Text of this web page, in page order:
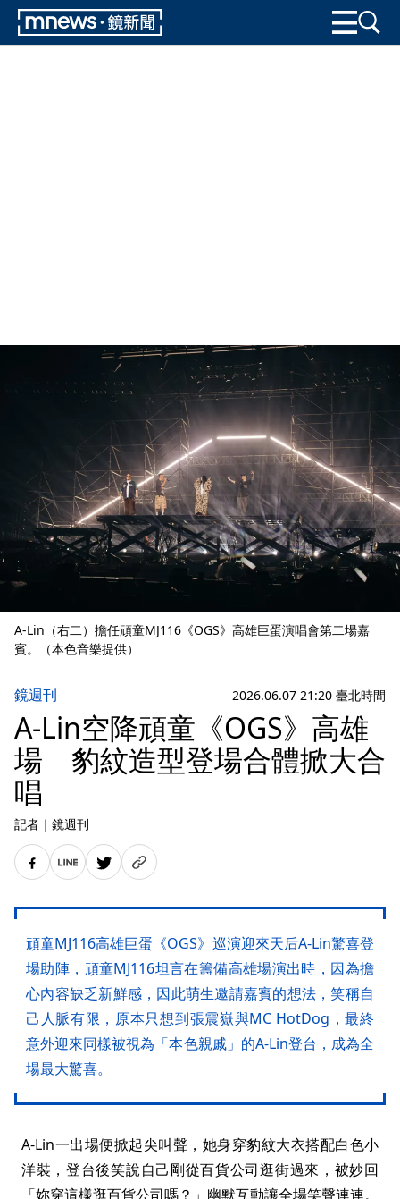
A-Lin（右二）擔任頑童MJ116《OGS》高雄巨蛋演唱會第二場嘉
賓。（本色音樂提供）
鏡週刊 2026.06.07 21:20 臺北時間
A-Lin空降頑童《OGS》高雄
場 豹紋造型登場合體掀大合
唱
記者 ｜ 鏡週刊
頑童MJ116高雄巨蛋《OGS》巡演迎來天后A-Lin驚喜登
場助陣，頑童MJ116坦言在籌備高雄場演出時，因為擔
心內容缺乏新鮮感，因此萌生邀請嘉賓的想法，笑稱自
己人脈有限，原本只想到張震嶽與MC HotDog，最終
意外迎來同樣被視為「本色親戚」的A-Lin登台，成為全
場最大驚喜。
A-Lin一出場便掀起尖叫聲，她身穿豹紋大衣搭配白色小
洋裝，登台後笑說自己剛從百貨公司逛街過來，被妙回
「妳穿這樣逛百貨公司嗎？」幽默互動讓全場笑聲連連。